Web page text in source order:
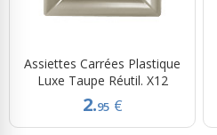
Assiettes Carrées Plastique
Luxe Taupe Réutil. X12
2.95 €